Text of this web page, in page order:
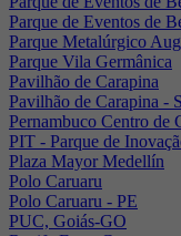
Parque de Eventos de
Parque Metalúrgico
Parque Vila Germânica
Pavilhão de Carapina
Pavilhão de Carapina -
Pernambuco Centro de
PIT - Parque de
Plaza Mayor Medellín
Polo Caruaru
Polo Caruaru - PE
PUC, Goiás-GO